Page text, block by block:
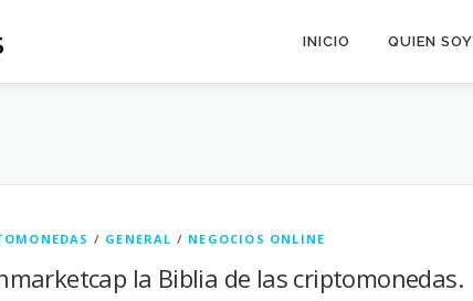
INICIO QUIEN SOY
/ GENERAL / NEGOCIOS ONLINE
la Biblia de las criptomonedas.